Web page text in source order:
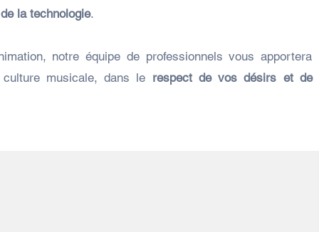
la technologie.
notre équipe de professionnels vous apportera
musicale, dans le respect de vos désirs et de